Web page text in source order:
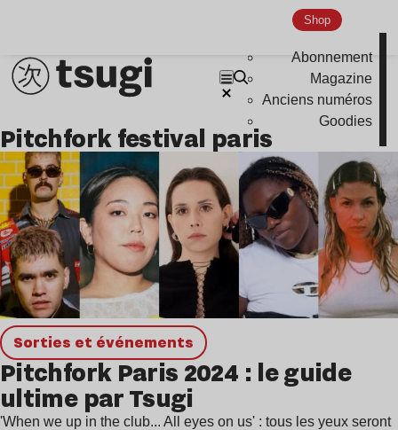
Shop
Abonnement
Magazine
Anciens numéros
Goodies
pitchfork festival paris
Sorties et événements
Pitchfork Paris 2024 : le guide
ultime par Tsugi
'When we up in the club... All eyes on us' : tous les yeux seront